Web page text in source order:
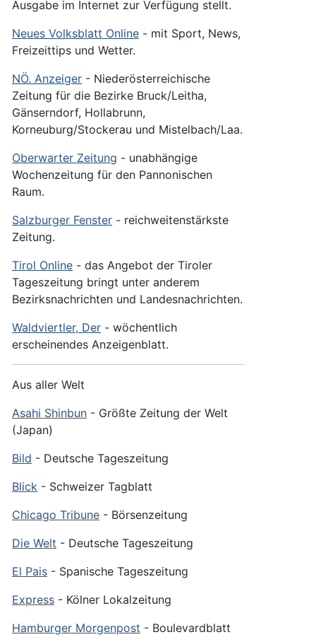
Ausgabe im Internet zur Verfügung stellt.
Neues Volksblatt Online - mit Sport, News,
Freizeittips und Wetter.
NÖ. Anzeiger - Niederösterreichische
Zeitung für die Bezirke Bruck/Leitha,
Gänserndorf, Hollabrunn,
Korneuburg/Stockerau und Mistelbach/Laa.
Oberwarter Zeitung - unabhängige
Wochenzeitung für den Pannonischen
Raum.
Salzburger Fenster - reichweitenstärkste
Zeitung.
Tirol Online - das Angebot der Tiroler
Tageszeitung bringt unter anderem
Bezirksnachrichten und Landesnachrichten.
Waldviertler, Der - wöchentlich
erscheinendes Anzeigenblatt.
Aus aller Welt
Asahi Shinbun - Größte Zeitung der Welt
(Japan)
Bild - Deutsche Tageszeitung
Blick - Schweizer Tagblatt
Chicago Tribune - Börsenzeitung
Die Welt - Deutsche Tageszeitung
El Pais - Spanische Tageszeitung
Express - Kölner Lokalzeitung
Hamburger Morgenpost - Boulevardblatt